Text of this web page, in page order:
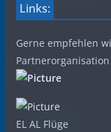
Links:
Gerne empfehlen
Partnerorganisation
EL AL Flüge